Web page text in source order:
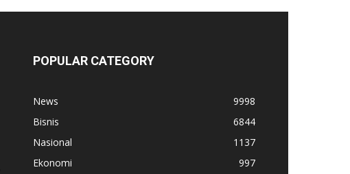
POPULAR CATEGORY
News
9998
Bisnis
6844
Nasional
1137
Ekonomi
997